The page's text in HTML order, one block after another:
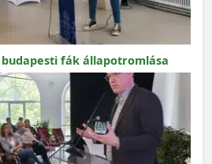
budapesti fák állapotromlása